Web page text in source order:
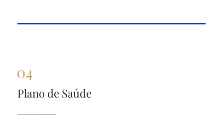
Plano de SaúdePlano de Saúde
saúde, incluindo negativas de cobertura, reajustes